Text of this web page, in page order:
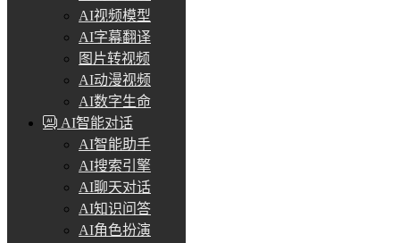
AI视频模型
AI字幕翻译
图片转视频
AI动漫视频
AI数字生命
AI智能对话
AI智能助手
AI搜索引擎
AI聊天对话
AI知识问答
AI角色扮演